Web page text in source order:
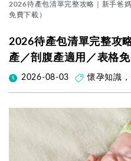
2026待產包清單完整攻略｜新手爸
免費下載）
2026待產包清單完整攻
產／剖腹產適用／表格免
2026-08-03 懷孕知識 ，